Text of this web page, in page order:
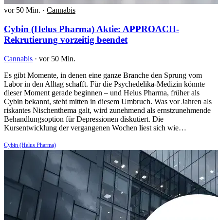
vor 50 Min. · Cannabis
Cybin (Helus Pharma) Aktie: APPROACH-
Rekrutierung vorzeitig beendet
Cannabis · vor 50 Min.
Es gibt Momente, in denen eine ganze Branche den Sprung vom
Labor in den Alltag schafft. Für die Psychedelika-Medizin könnte
dieser Moment gerade beginnen – und Helus Pharma, früher als
Cybin bekannt, steht mitten in diesem Umbruch. Was vor Jahren als
riskantes Nischenthema galt, wird zunehmend als ernstzunehmende
Behandlungsoption für Depressionen diskutiert. Die
Kursentwicklung der vergangenen Wochen liest sich wie…
Cybin (Helus Pharma)